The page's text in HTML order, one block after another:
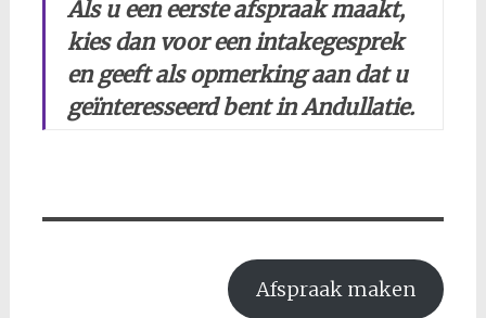
Als u een eerste afspraak maakt,
kies dan voor een intakegesprek
en geeft als opmerking aan dat u
geïnteresseerd bent in Andullatie.
Afspraak maken